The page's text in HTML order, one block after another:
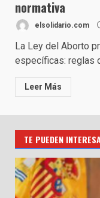
normativa
elsolidario.com
La Ley del Aborto
específicas: reglas
Leer Más
TE PUEDEN